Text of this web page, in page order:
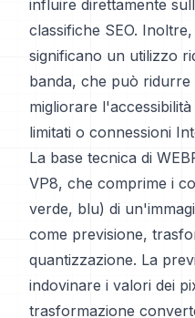
influire direttamente
classifiche SEO.
significano un utilizzo
banda, che può ridurre
migliorare
limitati o connessioni
La base tecnica di
VP8, che comprime i
verde, blu) di
come previsione,
quantizzazione. La
indovinare i valori dei
trasformazione